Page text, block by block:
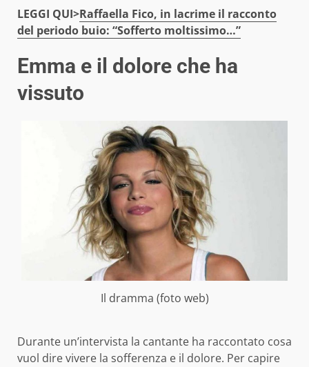
LEGGI QUI>Raffaella Fico, in lacrime il racconto
del periodo buio: “Sofferto moltissimo…”
Emma e il dolore che ha
vissuto
Il dramma (foto web)
Durante un’intervista la cantante ha raccontato cosa
vuol dire vivere la sofferenza e il dolore. Per capire